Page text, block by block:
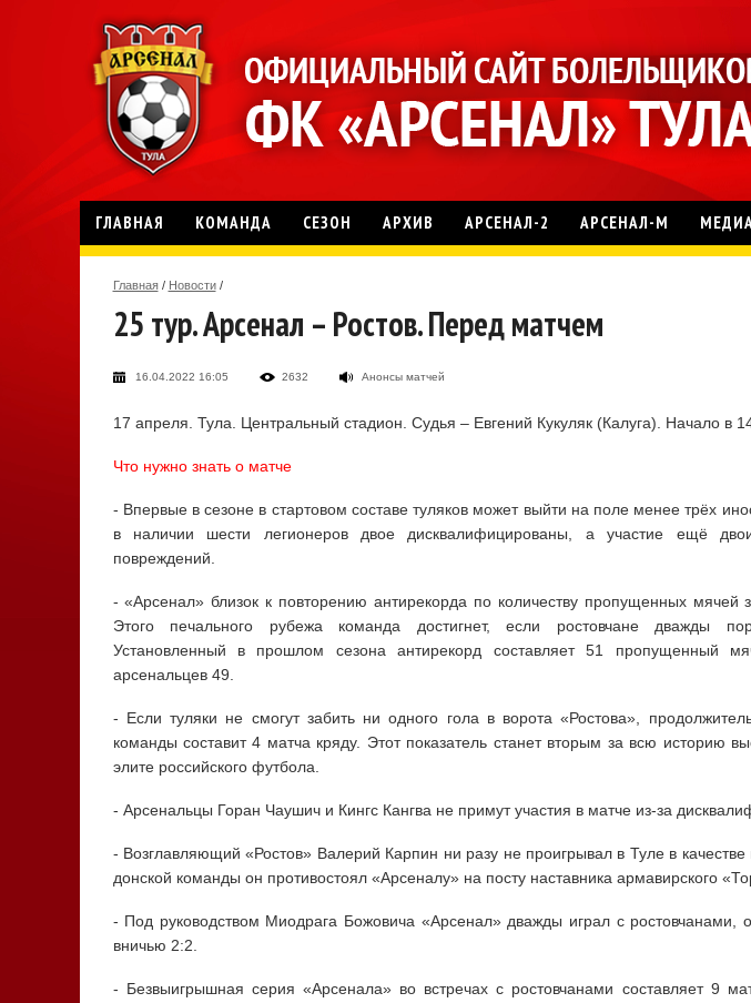
ГЛАВНАЯ КОМАНДА СЕЗОН АРХИВ АРСЕНАЛ-2 АРСЕНАЛ-М
Главная / Новости /
25 тур. Арсенал – Ростов. Перед матчем
16.04.2022 16:05 2632 Анонсы матчей
17 апреля. Тула. Центральный стадион. Судья – Евгений Кукуляк (Калуга). Начало в
Что нужно знать о матче
- Впервые в сезоне в стартовом составе туляков может выйти на поле менее трёх
в наличии шести легионеров двое дисквалифицированы, а участие ещё
повреждений.
- «Арсенал» близок к повторению антирекорда по количеству пропущенных мячей
Этого печального рубежа команда достигнет, если ростовчане дважды
Установленный в прошлом сезона антирекорд составляет 51 пропущенный
арсенальцев 49.
- Если туляки не смогут забить ни одного гола в ворота «Ростова»,
команды составит 4 матча кряду. Этот показатель станет вторым за всю историю
элите российского футбола.
- Арсенальцы Горан Чаушич и Кингс Кангва не примут участия в матче из-за
- Возглавляющий «Ростов» Валерий Карпин ни разу не проигрывал в Туле в качестве
донской команды он противостоял «Арсеналу» на посту наставника армавирского
- Под руководством Миодрага Божовича «Арсенал» дважды играл с ростовчанами,
вничью 2:2.
- Безвыигрышная серия «Арсенала» во встречах с ростовчанами составляет 9